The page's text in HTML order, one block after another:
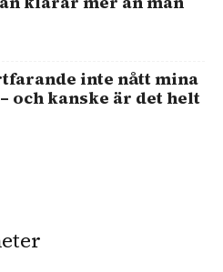
inte nått mina
och kanske är det helt